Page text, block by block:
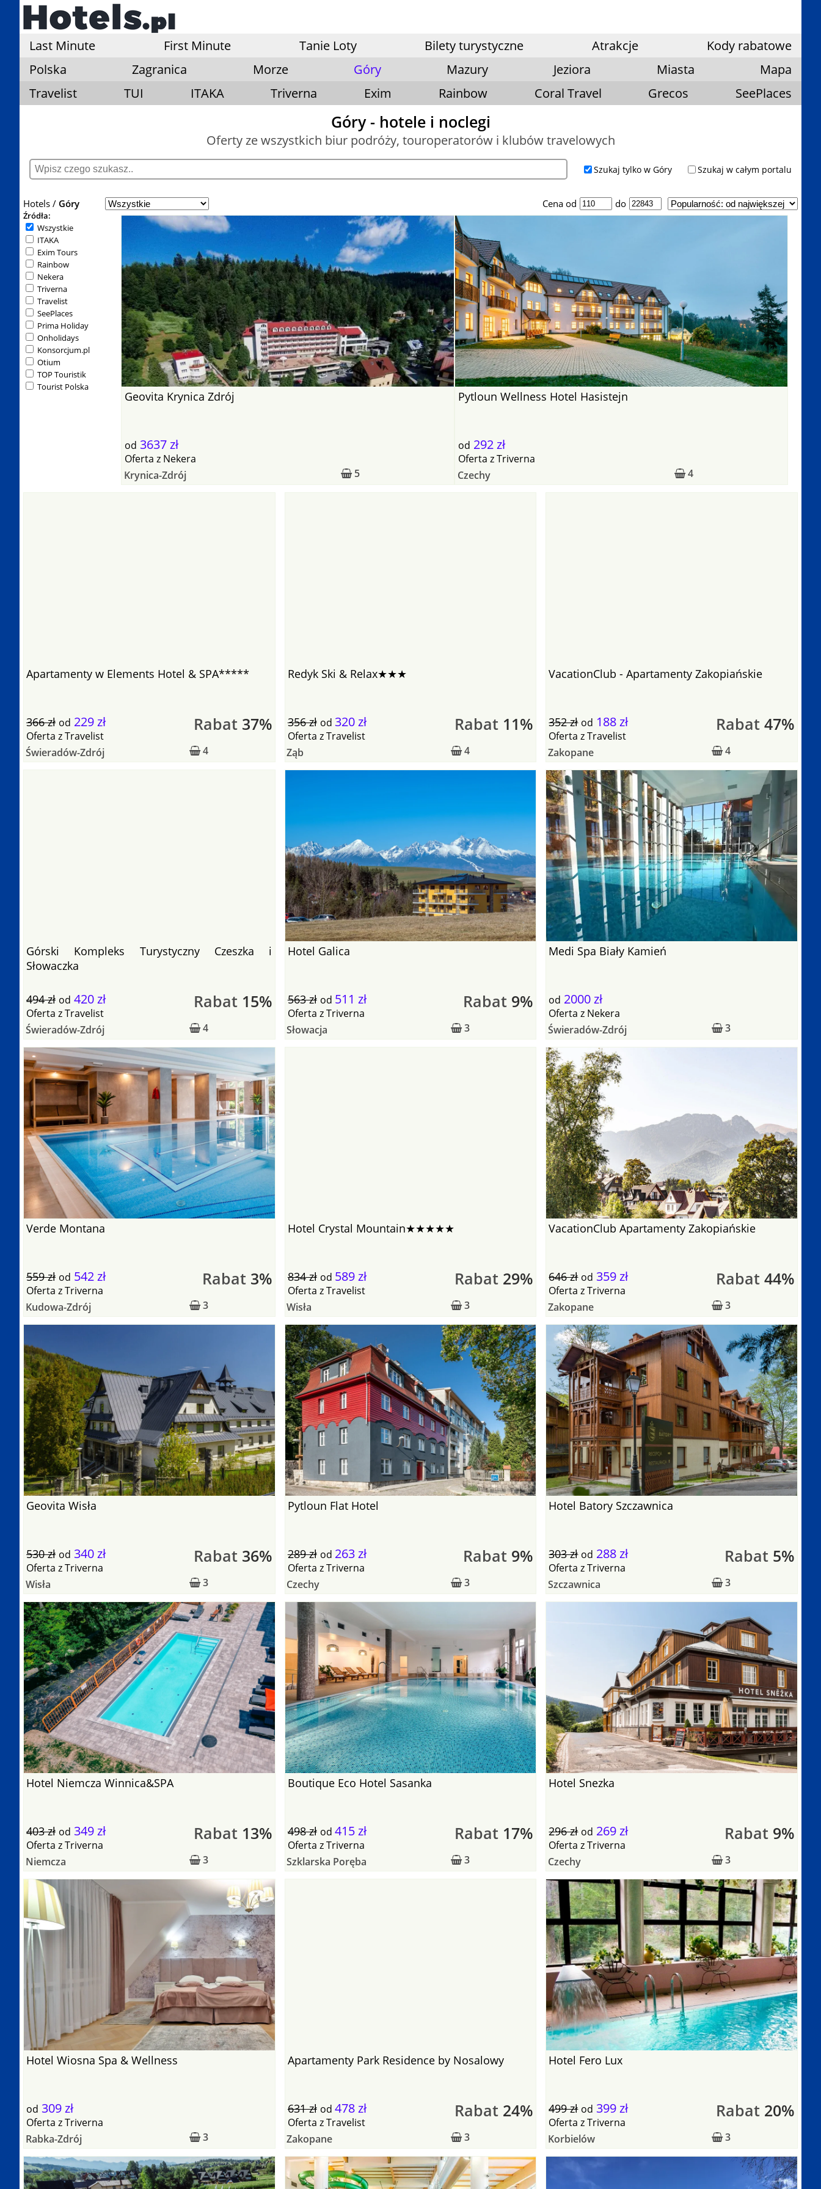
Last Minute First Minute Tanie Loty Bilety turystyczne Atrakcje
Kody rabatowe
Polska
Zagranica Morze Góry Mazury Jeziora Miasta
Mapa
Travelist
TUI ITAKA Triverna Exim Rainbow Coral Travel Grecos SeePlaces
Góry - hotele i noclegi
Oferty ze wszystkich biur podróży, touroperatorów i klubów travelowych
Szukaj tylko w Góry Szukaj w całym portalu
Hotels Góry Cena od do
Źródła:
Wszystkie
ITAKA
Exim Tours
Rainbow
Nekera
Triverna
Travelist
SeePlaces
Prima Holiday
Onholidays
Konsorcjum.pl
Otium
TOP Touristik
Tourist Polska
Geovita Krynica Zdrój
od 3637 zł
5
Oferta z Nekera
Krynica-Zdrój
Pytloun Wellness Hotel Hasistejn
od 292 zł
4
Oferta zTriverna
Czechy
Apartamenty w Elements Hotel & SPA*****
366 zł od 229 zł Rabat 37%
4
Oferta zTravelist
Świeradów-Zdrój
Redyk Ski & Relax★★★
356 zł od 320 zł Rabat 11%
4
Oferta zTravelist
Ząb
VacationClub - Apartamenty Zakopiańskie
352 zł od 188 zł Rabat 47%
4
Oferta zTravelist
Zakopane
Górski Kompleks Turystyczny Czeszka i
Słowaczka
494 zł od 420 zł Rabat 15%
4
Oferta zTravelist
Świeradów-Zdrój
Hotel Galica
563 zł od 511 zł Rabat 9%
3
Oferta zTriverna
Słowacja
Medi Spa Biały Kamień
od 2000 zł
3
Oferta z Nekera
Świeradów-Zdrój
Verde Montana
559 zł od 542 zł Rabat 3%
3
Oferta zTriverna
Kudowa-Zdrój
Hotel Crystal Mountain★★★★★
834 zł od 589 zł Rabat 29%
3
Oferta zTravelist
Wisła
VacationClub Apartamenty Zakopiańskie
646 zł od 359 zł Rabat 44%
3
Oferta zTriverna
Zakopane
Geovita Wisła
530 zł od 340 zł Rabat 36%
3
Oferta zTriverna
Wisła
Pytloun Flat Hotel
289 zł od 263 zł Rabat 9%
3
Oferta zTriverna
Czechy
Hotel Batory Szczawnica
303 zł od 288 zł Rabat 5%
3
Oferta zTriverna
Szczawnica
Hotel Niemcza Winnica&SPA
403 zł od 349 zł Rabat 13%
3
Oferta zTriverna
Niemcza
Boutique Eco Hotel Sasanka
498 zł od 415 zł Rabat 17%
3
Oferta zTriverna
Szklarska Poręba
Hotel Snezka
296 zł od 269 zł Rabat 9%
3
Oferta zTriverna
Czechy
Hotel Wiosna Spa & Wellness
od 309 zł
3
Oferta zTriverna
Rabka-Zdrój
Apartamenty Park Residence by Nosalowy
631 zł od 478 zł Rabat 24%
3
Oferta zTravelist
Zakopane
Hotel Fero Lux
499 zł od 399 zł Rabat 20%
3
Oferta zTriverna
Korbielów